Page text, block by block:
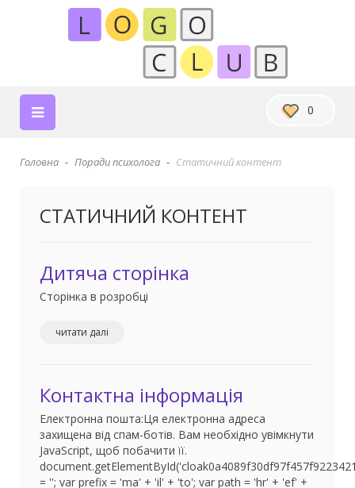
0
Головна Поради психолога Статичний контент
СТАТИЧНИЙ КОНТЕНТ
Дитяча сторінка
Сторінка в розробці
читати далі
Контактна інформація
Електронна пошта:Ця електронна адреса
захищена від спам-ботів. Вам необхідно увімкнути
JavaScript, щоб побачити її.
= ''; var prefix = 'ma' + 'il' + 'to'; var path = 'hr' + 'ef' +